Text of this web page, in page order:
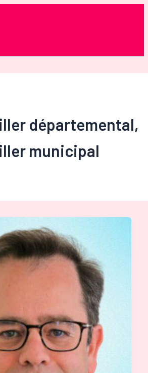
départemental,
municipal